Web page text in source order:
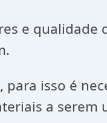
e qualidade
isso é
a serem